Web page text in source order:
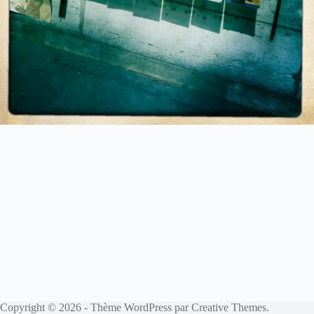
Copyright © 2026 - Thème WordPress parCreative Themes.